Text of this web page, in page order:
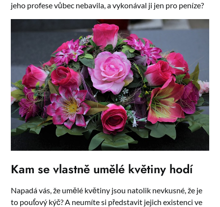
jeho profese vůbec nebavila, a vykonával ji jen pro peníze?
Kam se vlastně umělé květiny hodí
Napadá vás, že umělé květiny jsou natolik nevkusné, že je
to pouťový kýč? A neumíte si představit jejich existenci ve